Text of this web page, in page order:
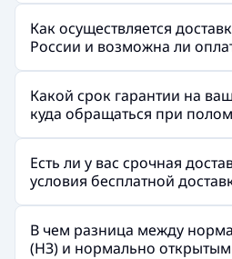
Как осуществляется
России и возможна ли
Какой срок гарантии на
куда обращаться при
Есть ли у вас срочная
условия бесплатной
В чем разница между
(НЗ) и нормально